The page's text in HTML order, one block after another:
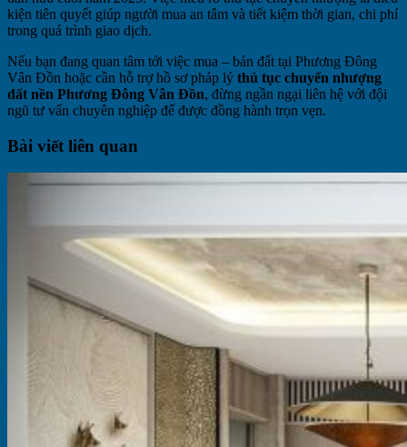
kiện tiên quyết giúp người mua an tâm và tiết kiệm thời gian, chi phí
trong quá trình giao dịch.
Nếu bạn đang quan tâm tới việc mua – bán đất tại Phương Đông
Vân Đồn hoặc cần hỗ trợ hồ sơ pháp lý thủ tục chuyển nhượng
đất nền Phương Đông Vân Đồn, đừng ngần ngại liên hệ với đội
ngũ tư vấn chuyên nghiệp để được đồng hành trọn vẹn.
Bài viết liên quan